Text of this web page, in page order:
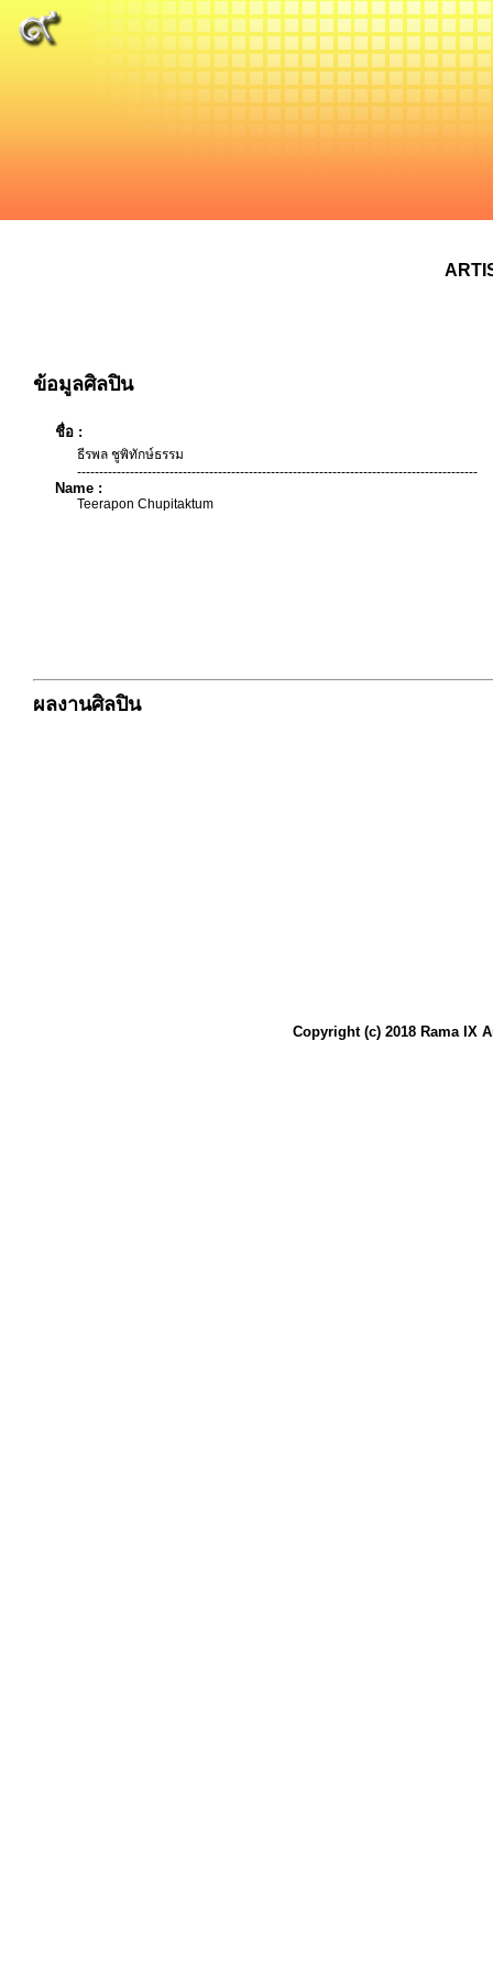
ข้อมูลศิลปิน
ชื่อ :
ธีรพล ชูพิทักษ์ธรรม
-------------------------------------------------------------------------------------------
Name :
Teerapon Chupitaktum
ผลงานศิลปิน
Copyright (c) 2018 Rama IX